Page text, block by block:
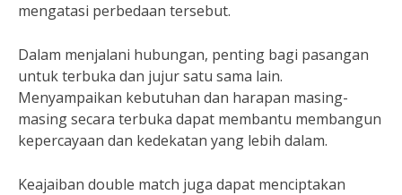
mengatasi perbedaan tersebut.
Dalam menjalani hubungan, penting bagi pasangan
untuk terbuka dan jujur satu sama lain.
Menyampaikan kebutuhan dan harapan masing-
masing secara terbuka dapat membantu membangun
kepercayaan dan kedekatan yang lebih dalam.
Keajaiban double match juga dapat menciptakan